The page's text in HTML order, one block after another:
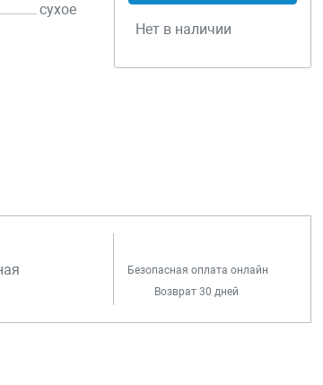
сухое
Нет в наличии
Безопасная оплата онлайн
Возврат 30 дней